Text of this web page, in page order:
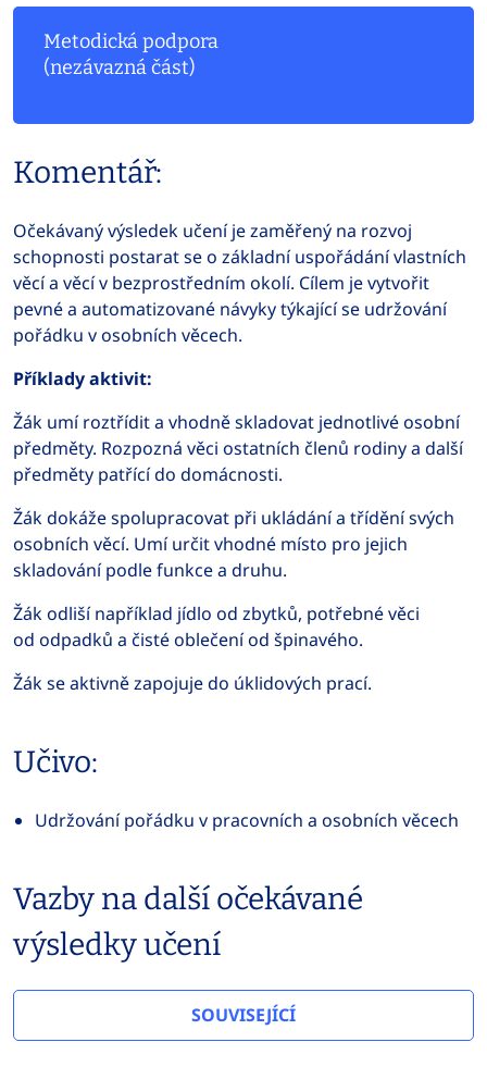
Metodická podpora
(nezávazná část)
Komentář:
Očekávaný výsledek učení je zaměřený na rozvoj
schopnosti postarat se o základní uspořádání vlastních
věcí a věcí v bezprostředním okolí. Cílem je vytvořit
pevné a automatizované návyky týkající se udržování
pořádku v osobních věcech.
Příklady aktivit:
Žák umí roztřídit a vhodně skladovat jednotlivé osobní
předměty. Rozpozná věci ostatních členů rodiny a další
předměty patřící do domácnosti.
Žák dokáže spolupracovat při ukládání a třídění svých
osobních věcí. Umí určit vhodné místo pro jejich
skladování podle funkce a druhu.
Žák odliší například jídlo od zbytků, potřebné věci
od odpadků a čisté oblečení od špinavého.
Žák se aktivně zapojuje do úklidových prací.
Učivo:
Udržování pořádku v pracovních a osobních věcech
Vazby na další očekávané
výsledky učení
SOUVISEJÍCÍ